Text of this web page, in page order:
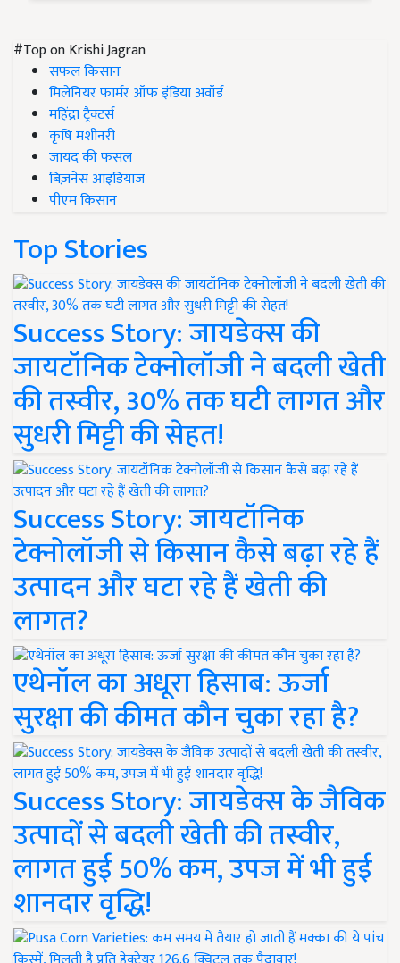
#Top on Krishi Jagran
सफल किसान
मिलेनियर फार्मर ऑफ इंडिया अवॉर्ड
महिंद्रा ट्रैक्टर्स
कृषि मशीनरी
जायद की फसल
बिज़नेस आइडियाज
पीएम किसान
Top Stories
Success Story: जायडेक्स की
जायटॉनिक टेक्नोलॉजी ने बदली खेती
की तस्वीर, 30% तक घटी लागत और
सुधरी मिट्टी की सेहत!
Success Story: जायटॉनिक
टेक्नोलॉजी से किसान कैसे बढ़ा रहे हैं
उत्पादन और घटा रहे हैं खेती की
लागत?
एथेनॉल का अधूरा हिसाब: ऊर्जा
सुरक्षा की कीमत कौन चुका रहा है?
Success Story: जायडेक्स के जैविक
उत्पादों से बदली खेती की तस्वीर,
लागत हुई 50% कम, उपज में भी हुई
शानदार वृद्धि!